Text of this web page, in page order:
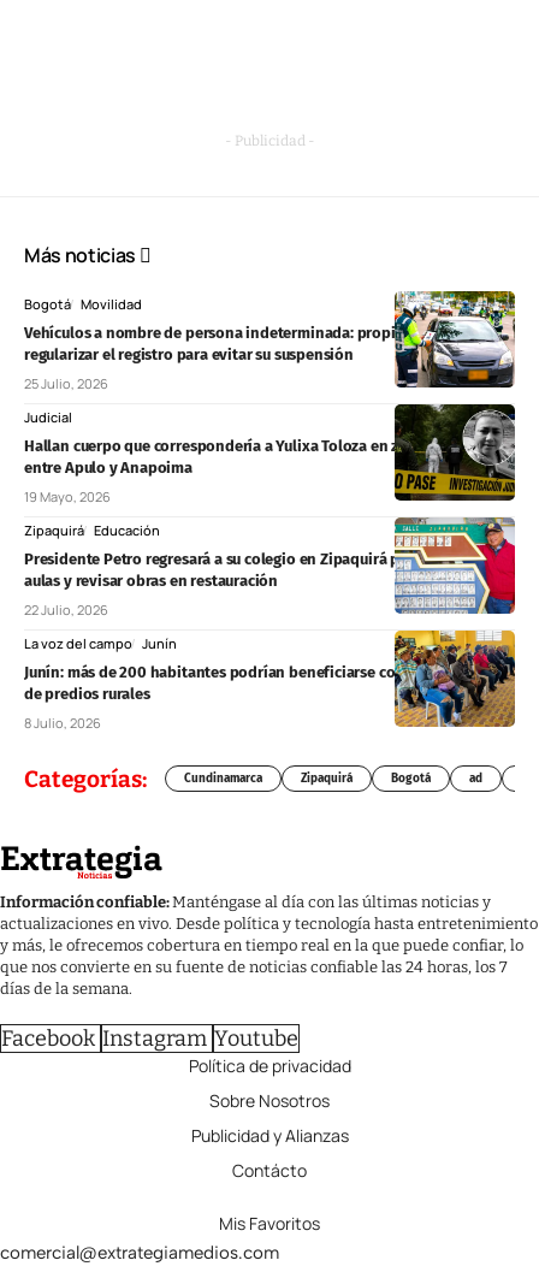
- Publicidad -
Más noticias
Bogotá Movilidad
Vehículos a nombre de persona indeterminada: propietarios deben
regularizar el registro para evitar su suspensión
25 Julio, 2026
Judicial
Hallan cuerpo que correspondería a Yulixa Toloza en zona boscosa
entre Apulo y Anapoima
19 Mayo, 2026
Zipaquirá Educación
Presidente Petro regresará a su colegio en Zipaquirá para entregar
aulas y revisar obras en restauración
22 Julio, 2026
La voz del campo Junín
Junín: más de 200 habitantes podrían beneficiarse con formalización
de predios rurales
8 Julio, 2026
Categorías: Cundinamarca Zipaquirá Bogotá ad
Información confiable:Manténgase al día con las últimas noticias y
actualizaciones en vivo. Desde política y tecnología hasta entretenimiento
y más, le ofrecemos cobertura en tiempo real en la que puede confiar, lo
que nos convierte en su fuente de noticias confiable las 24 horas, los 7
días de la semana.
Facebook Instagram Youtube
Política de privacidad
Sobre Nosotros
Publicidad y Alianzas
Contácto
Mis Favoritos
comercial@extrategiamedios.com